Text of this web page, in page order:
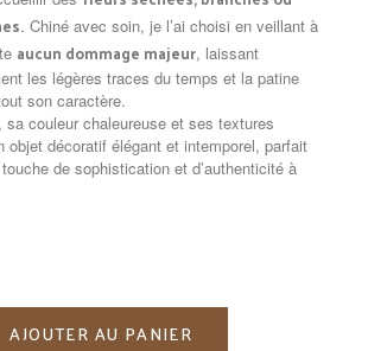
. Chiné avec soin, je l’ai choisi en veillant à
aucun dommage majeur, laissant
les légères traces du temps et la patine
son caractère.
couleur chaleureuse et ses textures
objet décoratif élégant et intemporel, parfait
de sophistication et d’authenticité à
AJOUTER AU PANIER